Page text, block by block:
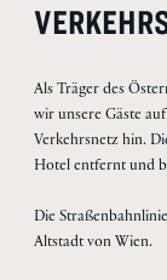
Als Träger des
wir unsere Gäste
Verkehrsnetz hin.
Hotel entfernt und
Die
Altstadt von Wien.